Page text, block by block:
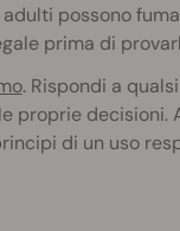
possono
prima di
. Rispondi a
proprie
di un uso